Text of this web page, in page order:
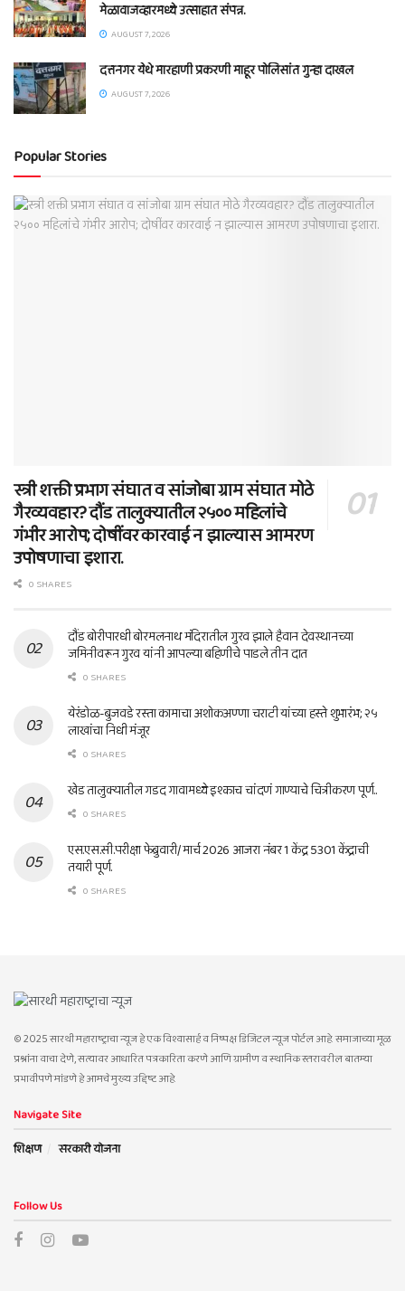
मेळावाजव्हारमध्ये उत्साहात संपन्न.
AUGUST 7, 2026
दत्तनगर येथे मारहाणी प्रकरणी माहूर पोलिसांत गुन्हा दाखल
AUGUST 7, 2026
Popular Stories
स्त्री शक्ती प्रभाग संघात व सांजोबा ग्राम संघात मोठे
गैरव्यवहार? दौंड तालुक्यातील २५०० महिलांचे
गंभीर आरोप; दोषींवर कारवाई न झाल्यास आमरण
उपोषणाचा इशारा.
0 SHARES
दौंड बोरीपारधी बोरमलनाथ मंदिरातील गुरव झाले हैवान देवस्थानच्या
जमिनीवरून गुरव यांनी आपल्या बहिणीचे पाडले तीन दात
0 SHARES
येरंडोळ-बुजवडे रस्ता कामाचा अशोकअण्णा चराटी यांच्या हस्ते शुभारंभ; २५
लाखांचा निधी मंजूर
0 SHARES
खेड तालुक्यातील गडद गावामध्ये इश्काच चांदणं गाण्याचे चित्रीकरण पूर्ण..
0 SHARES
एस.एस.सी.परीक्षा फेब्रुवारी/ मार्च 2026 आजरा नंबर 1 केंद्र 5301 केंद्राची
तयारी पूर्ण.
0 SHARES
© 2025 सारथी महाराष्ट्राचा न्यूज हे एक विश्वासार्ह व निष्पक्ष डिजिटल न्यूज पोर्टल आहे. समाजाच्या मूळ
प्रश्नांना वाचा देणे, सत्यावर आधारित पत्रकारिता करणे आणि ग्रामीण व स्थानिक स्तरावरील बातम्या
प्रभावीपणे मांडणे हे आमचे मुख्य उद्दिष्ट आहे.
Navigate Site
शिक्षण
सरकारी योजना
Follow Us